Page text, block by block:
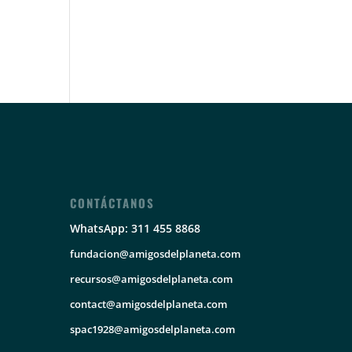
CONTÁCTANOS
WhatsApp: 311 455 8868
fundacion@amigosdelplaneta.com
recursos@amigosdelplaneta.com
contact@amigosdelplaneta.com
spac1928@amigosdelplaneta.com